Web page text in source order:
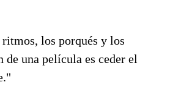
los porqués y los
una película es ceder el